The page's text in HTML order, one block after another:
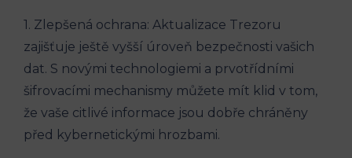
1. Zlepšená ochrana: Aktualizace Trezoru
zajišťuje ještě vyšší úroveň bezpečnosti vašich
dat. S novými technologiemi a prvotřídními
šifrovacími mechanismy můžete mít klid v tom,
že vaše citlivé informace jsou dobře chráněny
před kybernetickými hrozbami.